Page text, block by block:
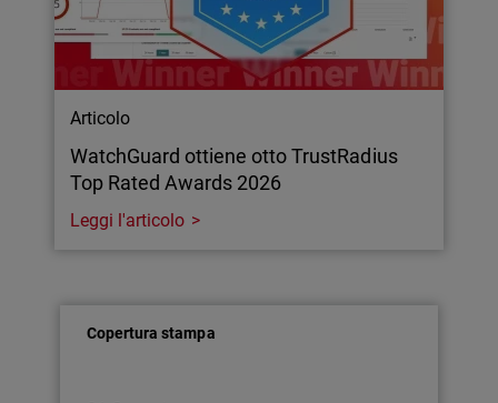
Articolo
WatchGuard ottiene otto TrustRadius
Top Rated Awards 2026
Leggi l'articolo
Copertura stampa